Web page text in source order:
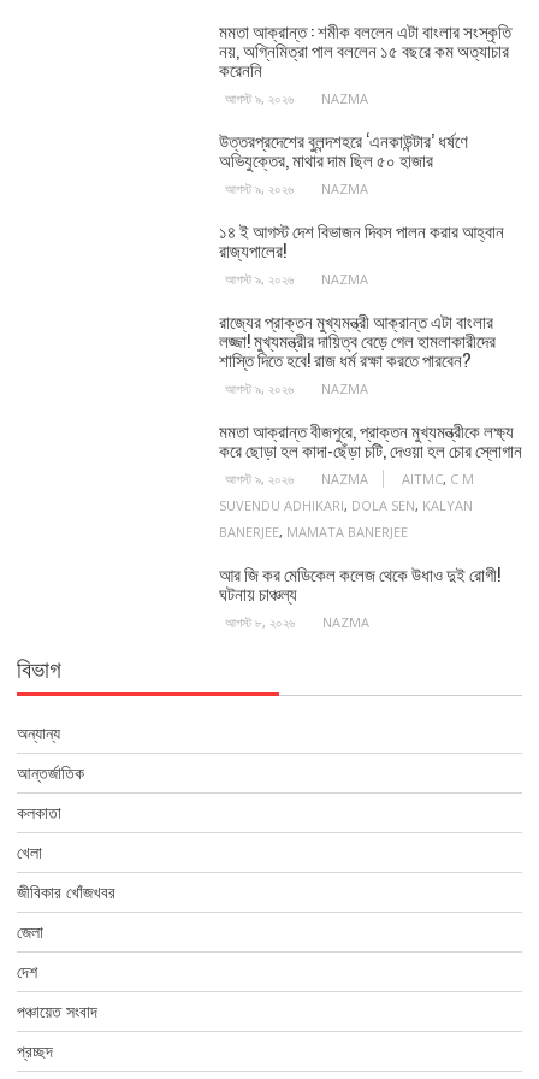
মমতা আক্রান্ত : শমীক বললেন এটা বাংলার সংস্কৃতি
নয়, অগ্নিমিত্রা পাল বললেন ১৫ বছরে কম অত্যাচার
করেননি
আগস্ট ৯, ২০২৬ NAZMA
উত্তরপ্রদেশের বুলন্দশহরে ‘এনকাউন্টার’ ধর্ষণে
অভিযুক্তের, মাথার দাম ছিল ৫০ হাজার
আগস্ট ৯, ২০২৬ NAZMA
১৪ ই আগস্ট দেশ বিভাজন দিবস পালন করার আহ্বান
রাজ্যপালের!
আগস্ট ৯, ২০২৬ NAZMA
রাজ্যের প্রাক্তন মুখ্যমন্ত্রী আক্রান্ত এটা বাংলার
লজ্জা! মুখ্যমন্ত্রীর দায়িত্ব বেড়ে গেল হামলাকারীদের
শাস্তি দিতে হবে! রাজ ধর্ম রক্ষা করতে পারবেন?
আগস্ট ৯, ২০২৬ NAZMA
মমতা আক্রান্ত বীজপুরে, প্রাক্তন মুখ্যমন্ত্রীকে লক্ষ্য
করে ছোড়া হল কাদা-ছেঁড়া চটি, দেওয়া হল চোর স্লোগান
আগস্ট ৯, ২০২৬ NAZMA AITMC, C M
SUVENDU ADHIKARI, DOLA SEN, KALYAN
BANERJEE, MAMATA BANERJEE
আর জি কর মেডিকেল কলেজ থেকে উধাও দুই রোগী!
ঘটনায় চাঞ্চল্য
আগস্ট ৮, ২০২৬ NAZMA
বিভাগ
অন্যান্য
আন্তর্জাতিক
কলকাতা
খেলা
জীবিকার খোঁজখবর
জেলা
দেশ
পঞ্চায়েত সংবাদ
প্রচ্ছদ